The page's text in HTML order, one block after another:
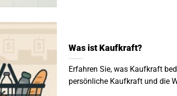
Was ist Kaufkraft?
Erfahren Sie, was Kaufkraft
persönliche Kaufkraft und die